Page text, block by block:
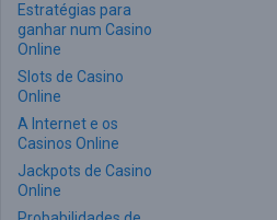
Estratégias para
ganhar num Casino
Online
Slots de Casino
Online
A Internet e os
Casinos Online
Jackpots de Casino
Online